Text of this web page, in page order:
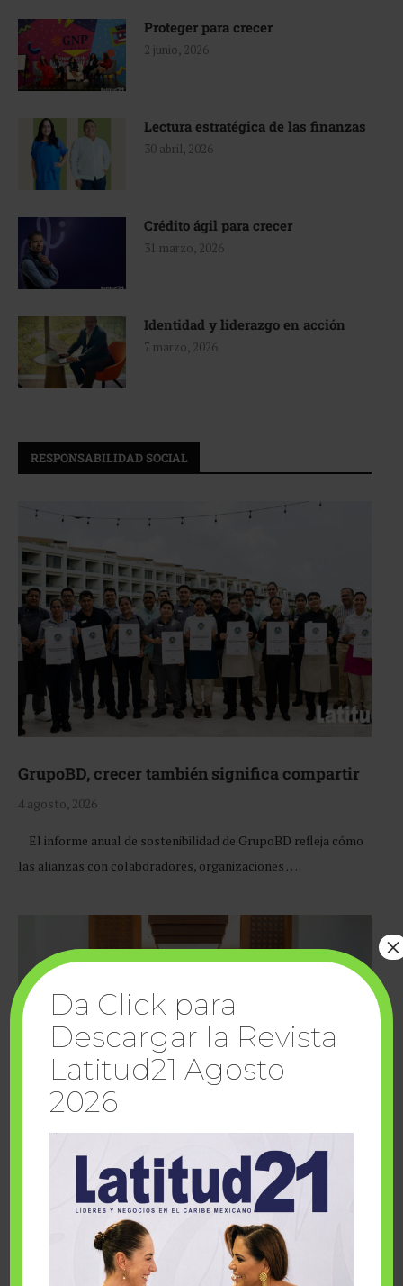
Proteger para crecer
2 junio, 2026
Lectura estratégica de las finanzas
30 abril, 2026
Crédito ágil para crecer
31 marzo, 2026
Identidad y liderazgo en acción
7 marzo, 2026
RESPONSABILIDAD SOCIAL
GrupoBD, crecer también significa compartir
4 agosto, 2026
El informe anual de sostenibilidad de GrupoBD refleja cómo
las alianzas con colaboradores, organizaciones …
Cuando la solidaridad inspira; cumplen
sueños Fairmont Mayakoba y Make-A-Wish
Da Click para
Descargar la Revista
Latitud21 Agosto
2026
×